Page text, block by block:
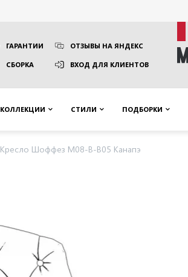
ГАРАНТИИ ОТЗЫВЫ НА ЯНДЕКС
СБОРКА ВХОД ДЛЯ КЛИЕНТОВ
КОЛЛЕКЦИИ СТИЛИ ПОДБОРКИ
Кресло Шоффез M08-B-B05 Канапэ